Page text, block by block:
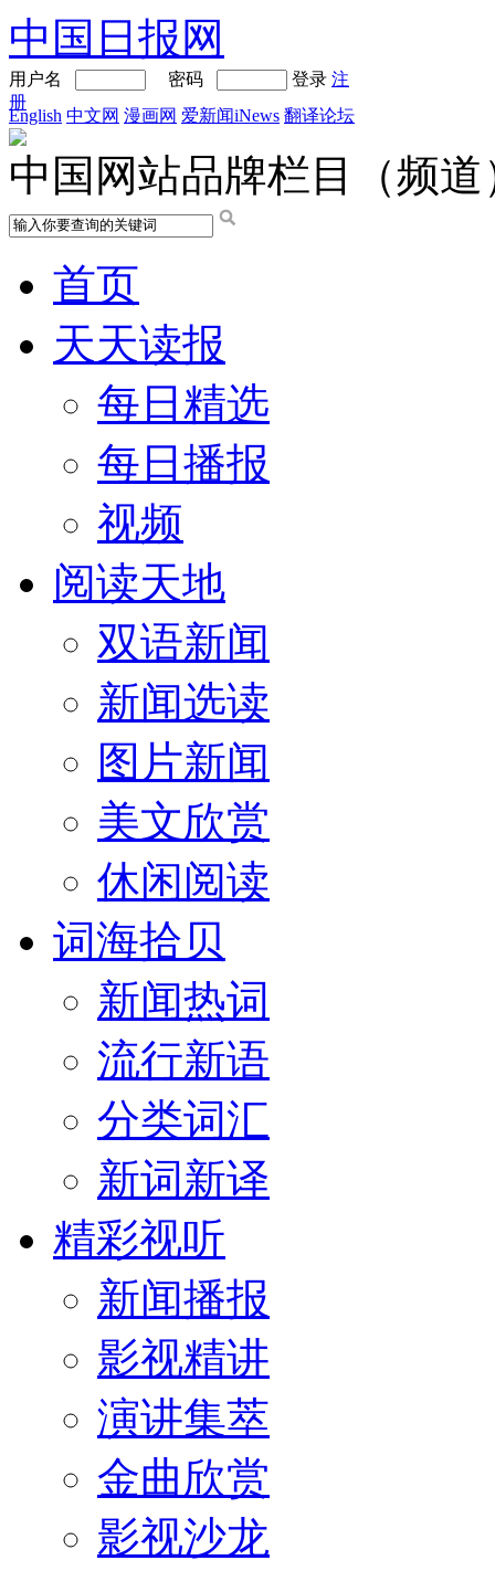
中国日报网
用户名 密码 登录 注
册
English 中文网 漫画网 爱新闻iNews 翻译论坛
中国网站品牌栏目（频道
首页
天天读报
每日精选
每日播报
视频
阅读天地
双语新闻
新闻选读
图片新闻
美文欣赏
休闲阅读
词海拾贝
新闻热词
流行新语
分类词汇
新词新译
精彩视听
新闻播报
影视精讲
演讲集萃
金曲欣赏
影视沙龙